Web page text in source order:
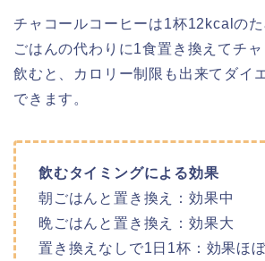
チャコールコーヒーは1杯12kcalの
ごはんの代わりに1食置き換えてチ
飲むと、カロリー制限も出来てダイ
できます。
飲むタイミングによる効果
朝ごはんと置き換え：効果中
晩ごはんと置き換え：効果大
置き換えなしで1日1杯：効果ほ